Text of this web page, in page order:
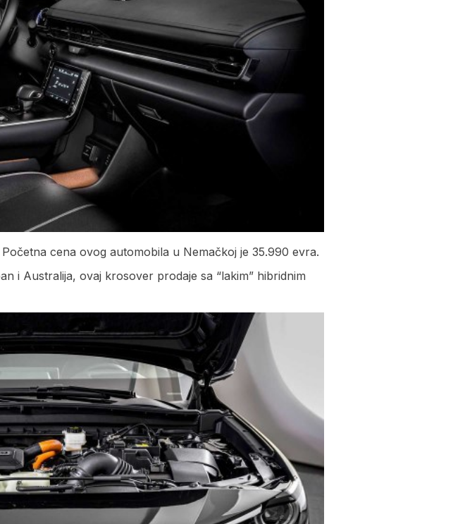
cena ovog automobila u Nemačkoj je 35.990 evra.
i Australija, ovaj krosover prodaje sa “lakim” hibridnim